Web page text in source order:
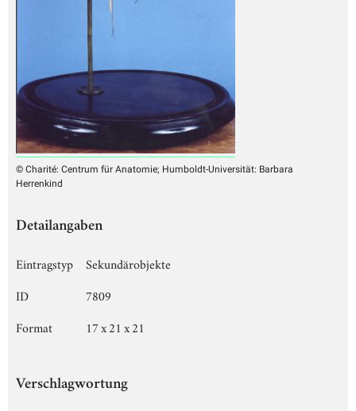
© Charité: Centrum für Anatomie; Humboldt-Universität: Barbara
Herrenkind
Detailangaben
Eintragstyp
Sekundärobjekte
ID
7809
Format
17 x 21 x 21
Verschlagwortung